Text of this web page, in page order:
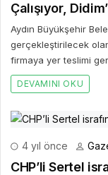
Çalışıyor,
Aydın Büyükşehir
gerçekleştirilecek
firmaya yer teslimi
DEVAMINI OKU
4 yıl önce
CHP’li Sertel